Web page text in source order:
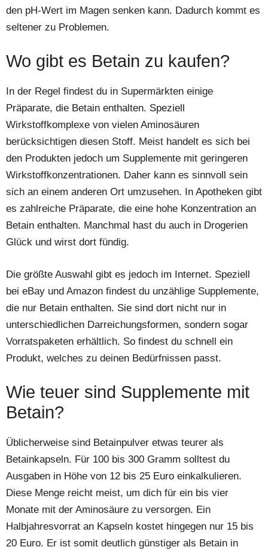
den pH-Wert im Magen senken kann. Dadurch kommt es
seltener zu Problemen.
Wo gibt es Betain zu kaufen?
In der Regel findest du in Supermärkten einige
Präparate, die Betain enthalten. Speziell
Wirkstoffkomplexe von vielen Aminosäuren
berücksichtigen diesen Stoff. Meist handelt es sich bei
den Produkten jedoch um Supplemente mit geringeren
Wirkstoffkonzentrationen. Daher kann es sinnvoll sein
sich an einem anderen Ort umzusehen. In Apotheken gibt
es zahlreiche Präparate, die eine hohe Konzentration an
Betain enthalten. Manchmal hast du auch in Drogerien
Glück und wirst dort fündig.
Die größte Auswahl gibt es jedoch im Internet. Speziell
bei eBay und Amazon findest du unzählige Supplemente,
die nur Betain enthalten. Sie sind dort nicht nur in
unterschiedlichen Darreichungsformen, sondern sogar
Vorratspaketen erhältlich. So findest du schnell ein
Produkt, welches zu deinen Bedürfnissen passt.
Wie teuer sind Supplemente mit
Betain?
Üblicherweise sind Betainpulver etwas teurer als
Betainkapseln. Für 100 bis 300 Gramm solltest du
Ausgaben in Höhe von 12 bis 25 Euro einkalkulieren.
Diese Menge reicht meist, um dich für ein bis vier
Monate mit der Aminosäure zu versorgen. Ein
Halbjahresvorrat an Kapseln kostet hingegen nur 15 bis
20 Euro. Er ist somit deutlich günstiger als Betain in